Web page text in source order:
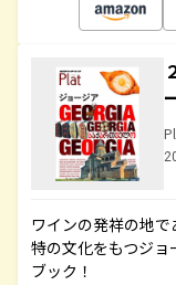
ワインの発祥の地
特の文化をもつジ
ブック！